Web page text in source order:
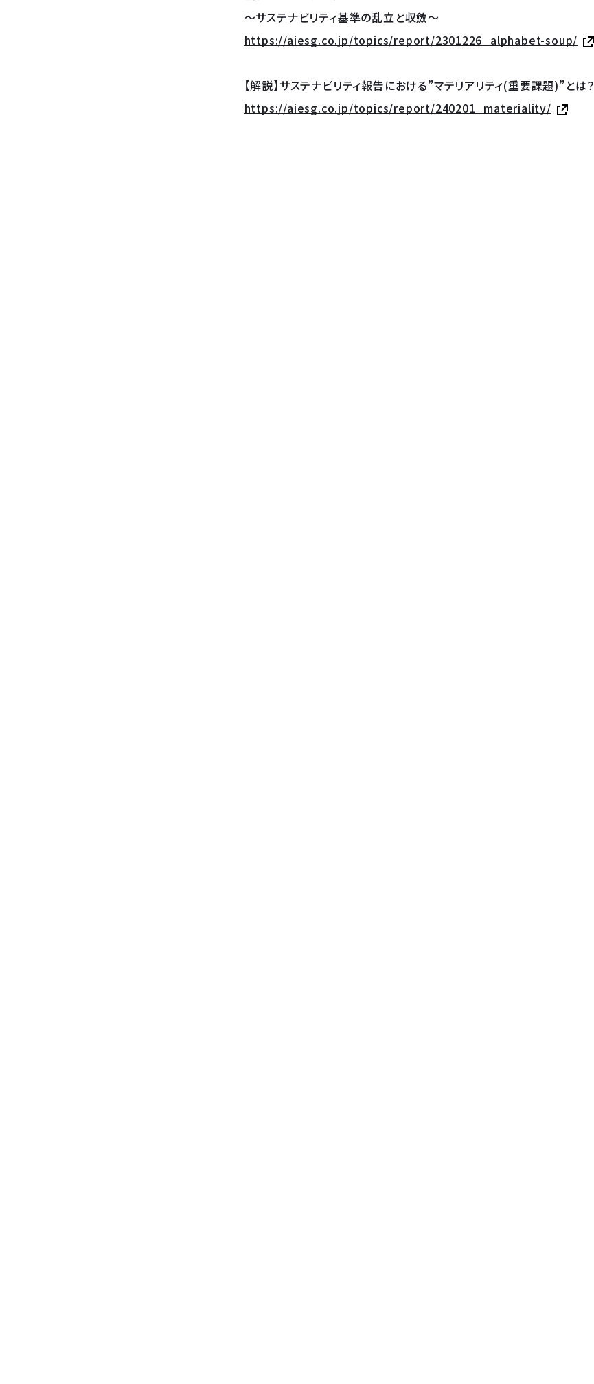
〜サステナビリティ基準の乱立と収斂〜
https://aiesg.co.jp/topics/report/2301226_alphabet-soup/
【解説】サステナビリティ報告における”マテリアリティ(重要課題)”とは？
https://aiesg.co.jp/topics/report/240201_materiality/